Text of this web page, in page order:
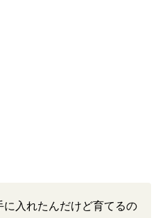
に入れたんだけど育てるの